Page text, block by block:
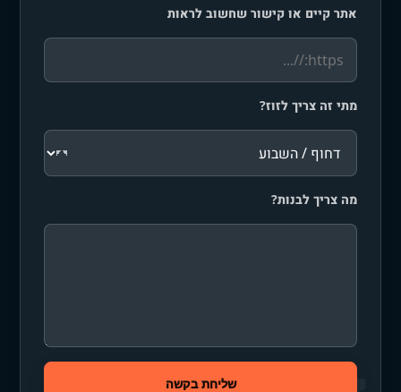
אתר קיים או קישור שחשוב לראות
מתי זה צריך לזוז?
מה צריך לבנות?
שליחת בקשה